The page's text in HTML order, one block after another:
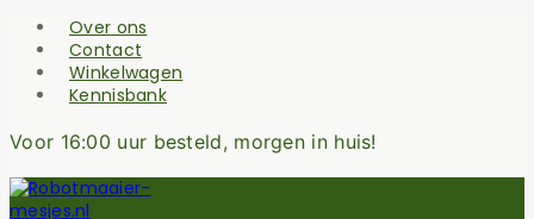
Skip
content
Over ons
Contact
Winkelwagen
Kennisbank
Voor 16:00 uur besteld, morgen in huis!